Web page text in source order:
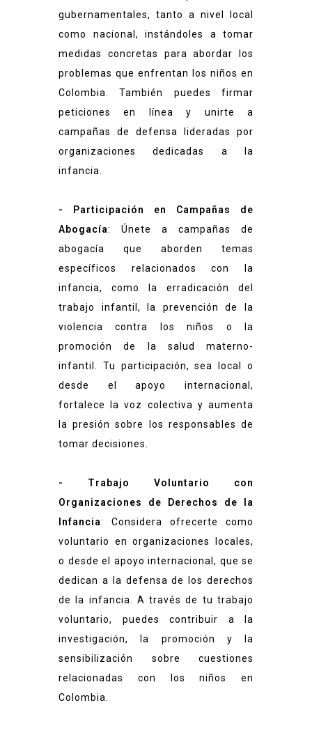
gubernamentales, tanto a nivel local
como nacional, instándoles a tomar
medidas concretas para abordar los
problemas que enfrentan los niños en
Colombia. También puedes firmar
peticiones en línea y unirte a
campañas de defensa lideradas por
organizaciones dedicadas a la
infancia.
- Participación en Campañas de
Abogacía: Únete a campañas de
abogacía que aborden temas
específicos relacionados con la
infancia, como la erradicación del
trabajo infantil, la prevención de la
violencia contra los niños o la
promoción de la salud materno-
infantil. Tu participación, sea local o
desde el apoyo internacional,
fortalece la voz colectiva y aumenta
la presión sobre los responsables de
tomar decisiones.
- Trabajo Voluntario con
Organizaciones de Derechos de la
Infancia: Considera ofrecerte como
voluntario en organizaciones locales,
o desde el apoyo internacional, que se
dedican a la defensa de los derechos
de la infancia. A través de tu trabajo
voluntario, puedes contribuir a la
investigación, la promoción y la
sensibilización sobre cuestiones
relacionadas con los niños en
Colombia.